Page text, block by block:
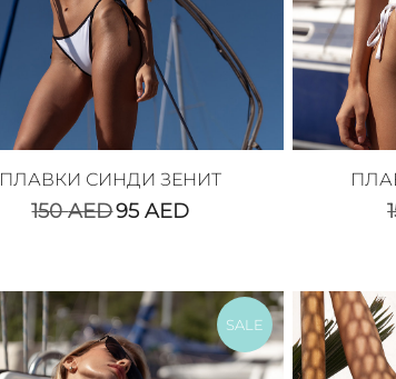
ПЛАВКИ СИНДИ ЗЕНИТ
150AED95AED
SALE